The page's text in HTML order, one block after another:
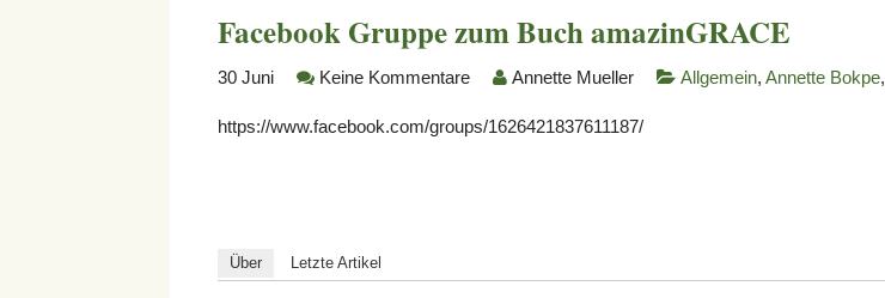
Facebook Gruppe zum Buch amazinGRACE
30 Juni Keine Kommentare Annette Mueller Allgemein, Annette Bokpe,
https://www.facebook.com/groups/1626421837611187/
Über Letzte Artikel